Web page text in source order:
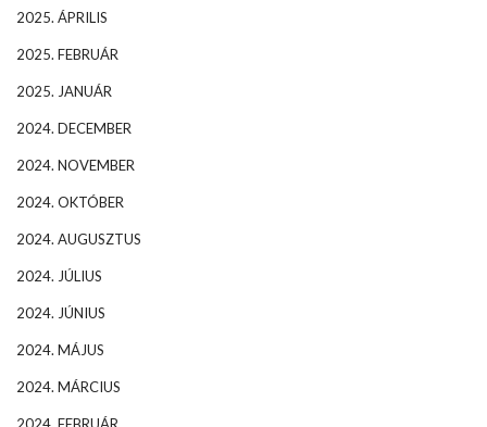
2025. ÁPRILIS
2025. FEBRUÁR
2025. JANUÁR
2024. DECEMBER
2024. NOVEMBER
2024. OKTÓBER
2024. AUGUSZTUS
2024. JÚLIUS
2024. JÚNIUS
2024. MÁJUS
2024. MÁRCIUS